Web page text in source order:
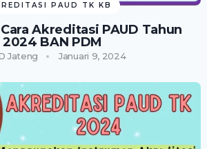
PAUD TK KB
Akreditasi PAUD Tahun
2024 BAN PDM
Jateng Januari 9, 2024